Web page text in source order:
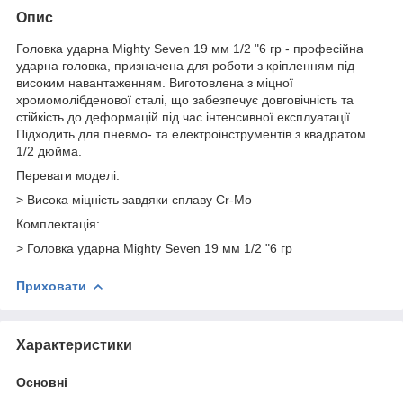
Опис
Головка ударна Mighty Seven 19 мм 1/2 "6 гр - професійна
ударна головка, призначена для роботи з кріпленням під
високим навантаженням. Виготовлена з міцної
хромомолібденової сталі, що забезпечує довговічність та
стійкість до деформацій під час інтенсивної експлуатації.
Підходить для пневмо- та електроінструментів з квадратом
1/2 дюйма.
Переваги моделі:
> Висока міцність завдяки сплаву Cr-Mo
Комплектація:
> Головка ударна Mighty Seven 19 мм 1/2 "6 гр
Приховати
Характеристики
Основні